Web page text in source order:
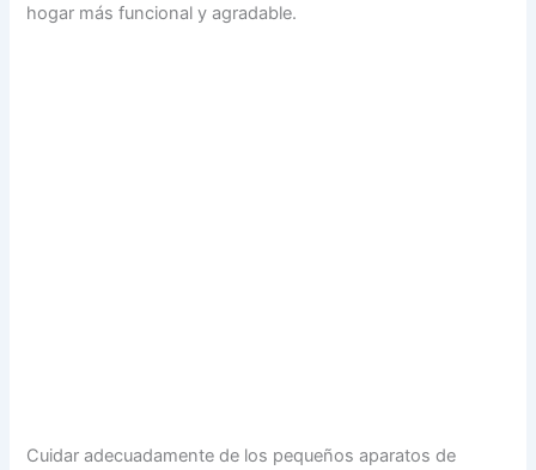
hogar más funcional y agradable.
Cuidar adecuadamente de los pequeños aparatos de